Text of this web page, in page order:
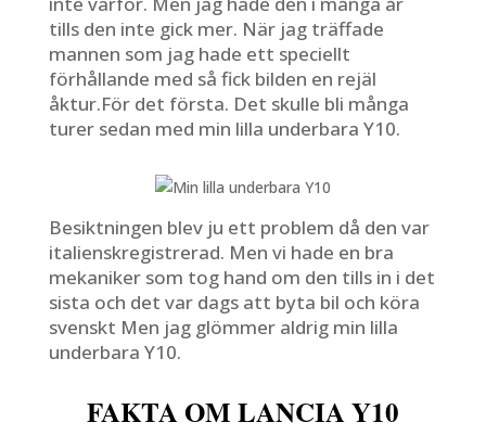
tills den inte gick mer. När jag träffade
mannen som jag hade ett speciellt
förhållande med så fick bilden en rejäl
åktur.För det första. Det skulle bli många
turer sedan med min lilla underbara Y10.
Besiktningen blev ju ett problem då den var
italienskregistrerad. Men vi hade en bra
mekaniker som tog hand om den tills in i det
sista och det var dags att byta bil och köra
svenskt Men jag glömmer aldrig min lilla
underbara Y10.
FAKTA OM LANCIA Y10